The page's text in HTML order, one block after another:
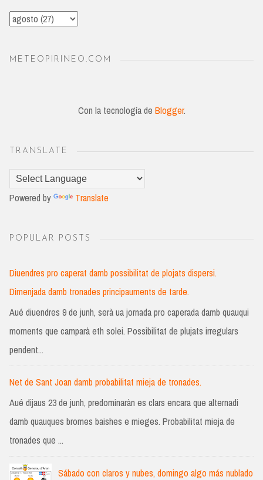
METEOPIRINEO.COM
Con la tecnología de Blogger.
TRANSLATE
Powered by Translate
POPULAR POSTS
Diuendres pro caperat damb possibilitat de plojats dispersi.
Dimenjada damb tronades principauments de tarde.
Aué diuendres 9 de junh, serà ua jornada pro caperada damb quauqui
moments que camparà eth solei. Possibilitat de plujats irregulars
pendent...
Net de Sant Joan damb probabilitat mieja de tronades.
Aué dijaus 23 de junh, predominaràn es clars encara que alternadi
damb quauques bromes baishes e mieges. Probabilitat mieja de
tronades que ...
Sábado con claros y nubes, domingo algo más nublado